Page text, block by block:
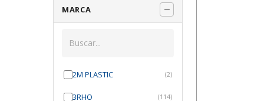
MARCA
2M PLASTIC (2)
3RHO (114)